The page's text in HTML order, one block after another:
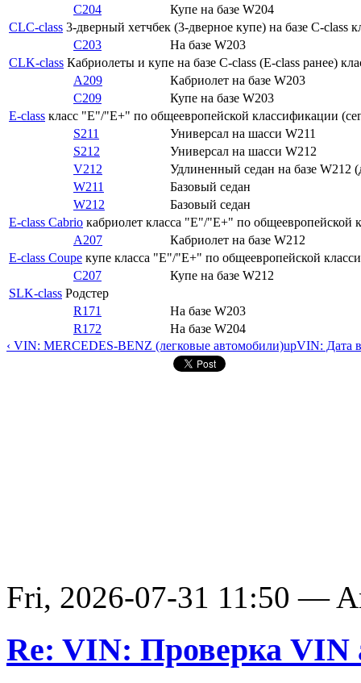
C204
Купе на базе W204
CLC-class 3-дверный хетчбек (3-дверное купе) на базе C-
C203
На базе W203
CLK-class Кабриолеты и купе на базе C-class (E-class ранее)
A209
Кабриолет на базе W203
C209
Купе на базе W203
E-class класс "E"/"E+" по общеевропейской классификации
S211
Универсал на шасси W211
S212
Универсал на шасси W212
V212
Удлиненный седан на базе W212
W211
Базовый седан
W212
Базовый седан
E-class Cabrio кабриолет класса "E"/"E+" по общеевропейской
A207
Кабриолет на базе W212
E-class Coupe купе класса "E"/"E+" по общеевропейской
C207
Купе на базе W212
SLK-class Родстер
R171
На базе W203
R172
На базе W204
‹ VIN: MERCEDES-BENZ (легковые автомобили)upVIN: Дата
Fri, 2026-07-31 11:50 —
Re: VIN: Проверка VIN